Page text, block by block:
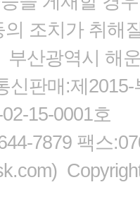
의 조치가 취해
산광역시 해
신판매:제
15-0001호
7879 팩스